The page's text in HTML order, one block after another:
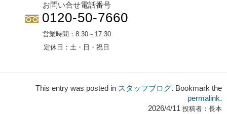
お問い合せ電話番号
0120-50-7660
営業時間： 8:30～17:30
定休日： 土・日・祝日
This entry was posted in スタッフブログ. Bookmark the
permalink.
2026/4/11 投稿者： 長本